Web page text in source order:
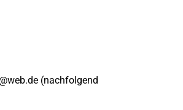
(nachfolgend